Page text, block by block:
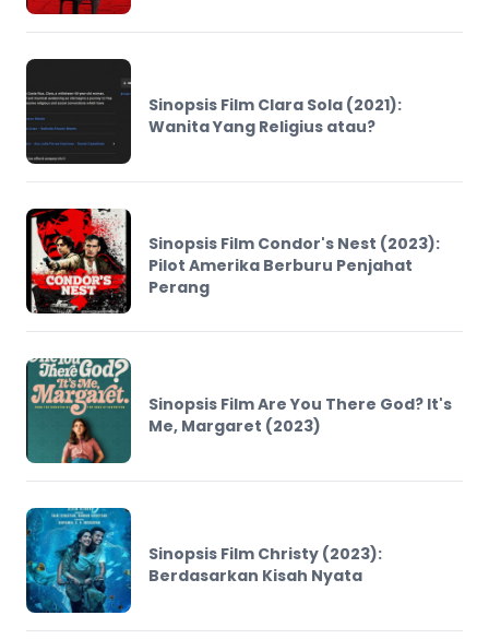
Sinopsis Film Clara Sola (2021):
Wanita Yang Religius atau?
Sinopsis Film Condor's Nest (2023):
Pilot Amerika Berburu Penjahat
Perang
Sinopsis Film Are You There God? It's
Me, Margaret (2023)
Sinopsis Film Christy (2023):
Berdasarkan Kisah Nyata